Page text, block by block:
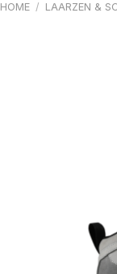
HOME / LAARZEN &